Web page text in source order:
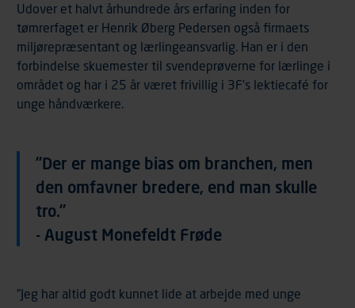
Udover et halvt århundrede års erfaring inden for
tømrerfaget er Henrik Øberg Pedersen også firmaets
miljørepræsentant og lærlingeansvarlig. Han er i den
forbindelse skuemester til svendeprøverne for lærlinge i
området og har i 25 år været frivillig i 3F’s lektiecafé for
unge håndværkere.
”Der er mange bias om branchen, men
den omfavner bredere, end man skulle
tro.”
- August Monefeldt Frøde
”Jeg har altid godt kunnet lide at arbejde med unge